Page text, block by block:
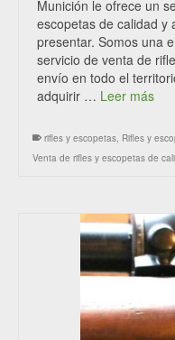
Munición le ofrece un
escopetas de calidad y
presentar. Somos una
servicio de venta de
envío en todo el
adquirir … Leer más
rifles y escopetas, Rifles y
Venta de rifles y escopetas de